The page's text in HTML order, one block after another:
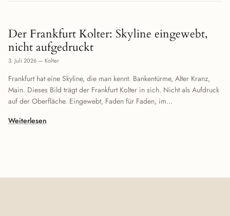
Der Frankfurt Kolter: Skyline eingewebt,
nicht aufgedruckt
3. Juli 2026— Kolter
Frankfurt hat eine Skyline, die man kennt. Bankentürme, Alter Kranz,
Main. Dieses Bild trägt der Frankfurt Kolter in sich. Nicht als Aufdruck
auf der Oberfläche. Eingewebt, Faden für Faden, im...
Weiterlesen